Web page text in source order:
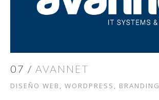
07 / AVANNET
DISEÑO WEB, WORDPRESS, BRANDING